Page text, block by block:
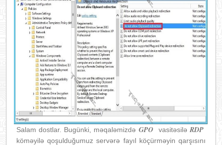
Salam dostlar. Bugünki, məqaləmizdə GPO vasitəsiləRDP
köməyilə qoşulduğumuz servərə fayıl köçürməyin qarşısını